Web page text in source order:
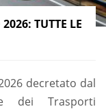
TUTTE LE
decretato dal
dei Trasporti